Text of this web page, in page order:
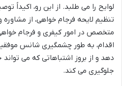
لوایح را می طلبد. از این رو، اکیداً
تنظیم لایحه فرجام خواهی، از
متخصص در امور کیفری و فرجام
اقدام، به طور چشمگیری شانس
دهد و از بروز اشتباهاتی که می تواند
جلوگیری می کند.